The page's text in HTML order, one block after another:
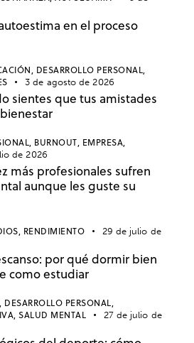
en el proceso
DESARROLLO PERSONAL,
3 de agosto de 2026
sientes que tus amistades
BURNOUT, EMPRESA,
de 2026
más profesionales sufren
aunque les guste su
RENDIMIENTO
29 de julio de
por qué dormir bien
como estudiar
DESARROLLO PERSONAL,
SALUD MENTAL
27 de julio de